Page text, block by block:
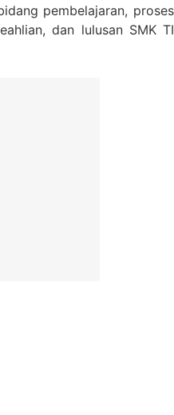
pembelajaran, proses
dan lulusan SMK TI